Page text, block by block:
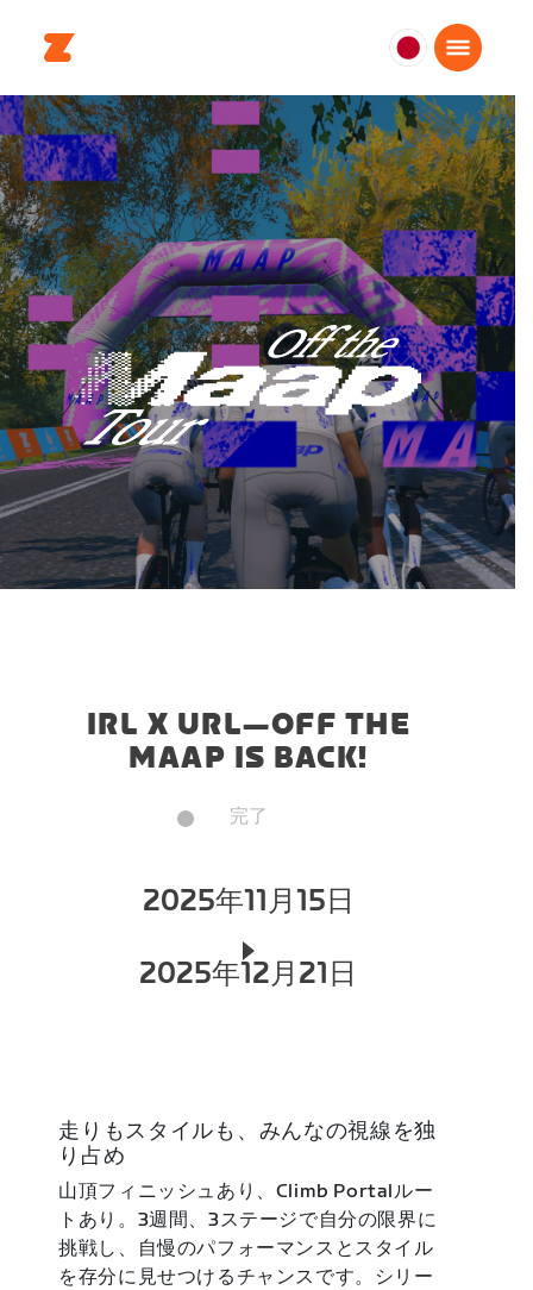
日
本
日
本
語
IRL X URL—OFF THE
MAAP IS BACK!
完了
2025年11月15日
2025年12月21日
走りもスタイルも、みんなの視線を独
り占め
山頂フィニッシュあり、Climb Portalルー
トあり。3週間、3ステージで自分の限界に
挑戦し、自慢のパフォーマンスとスタイル
を存分に見せつけるチャンスです。シリー